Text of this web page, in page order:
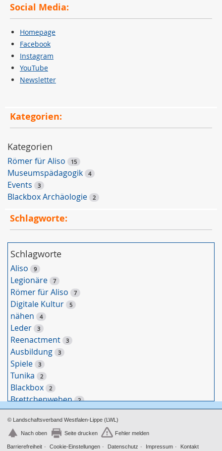
w
S
u
c
h
e
Social Media:
Homepage
Facebook
Instagram
YouTube
Newsletter
Kategorien:
Kategorien
Römer für Aliso 15
Museumspädagogik 4
Events 3
Blackbox Archäologie 2
Schlagworte:
Schlagworte
Aliso 9
Legionäre 7
Römer für Aliso 7
Digitale Kultur 5
nähen 4
Leder 3
Reenactment 3
Ausbildung 3
Spiele 3
Tunika 2
Blackbox 2
Brettchenweben 2
Wachhaus
Gürtel 2
Caligae 2
Digitale Spiele 2
© Landschaftsverband Westfalen-Lippe (LWL)
Nach oben Seite drucken Fehler melden
Barrierefreiheit Cookie-Einstellungen Datenschutz Impressum Kontakt